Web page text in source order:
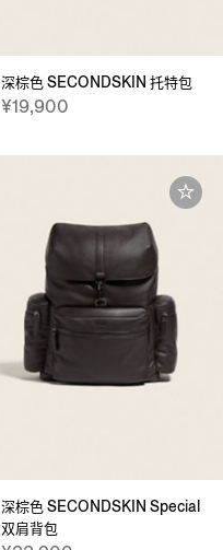
深棕色 SECONDSKIN 托特包
¥19,900
深棕色 SECONDSKIN Special
双肩背包